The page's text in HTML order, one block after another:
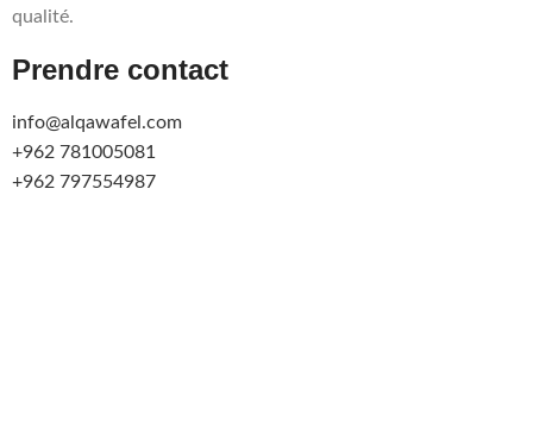
qualité.
Prendre contact
info@alqawafel.com
+962 781005081
+962 797554987